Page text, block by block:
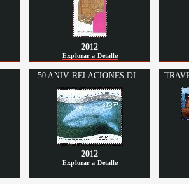
2012
Explorar a Detalle
50 ANIV. RELACIONES DI...
2012
Explorar a Detalle